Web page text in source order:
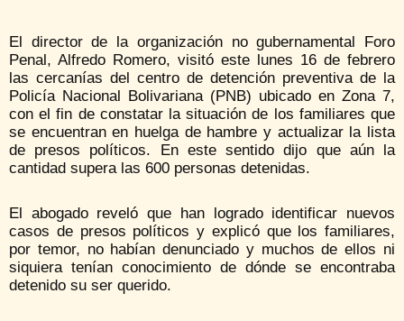
El director de la organización no gubernamental Foro
Penal, Alfredo Romero, visitó este lunes 16 de febrero
las cercanías del centro de detención preventiva de la
Policía Nacional Bolivariana (PNB) ubicado en Zona 7,
con el fin de constatar la situación de los familiares que
se encuentran en huelga de hambre y actualizar la lista
de presos políticos. En este sentido dijo que aún la
cantidad supera las 600 personas detenidas.
El abogado reveló que han logrado identificar nuevos
casos de presos políticos y explicó que los familiares,
por temor, no habían denunciado y muchos de ellos ni
siquiera tenían conocimiento de dónde se encontraba
detenido su ser querido.